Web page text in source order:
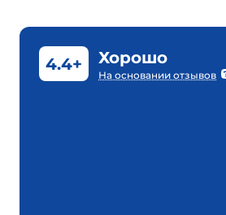
4.4+ Хорошо
На основании отзывов